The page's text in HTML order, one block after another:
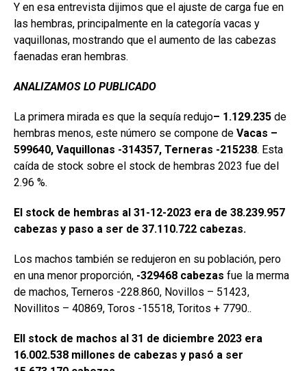
Y en esa entrevista dijimos que el ajuste de carga fue en
las hembras, principalmente en la categoría vacas y
vaquillonas, mostrando que el aumento de las cabezas
faenadas eran hembras.
ANALIZAMOS LO PUBLICADO
La primera mirada es que la sequía redujo– 1.129.235 de
hembras menos, este número se compone de Vacas –
599640, Vaquillonas -314357, Terneras -215238. Esta
caída de stock sobre el stock de hembras 2023 fue del
2.96 %.
El stock de hembras al 31-12-2023 era de 38.239.957
cabezas y paso a ser de 37.110.722 cabezas.
Los machos también se redujeron en su población, pero
en una menor proporción, -329468 cabezas fue la merma
de machos, Terneros -228.860, Novillos – 51423,
Novillitos – 40869, Toros -15518, Toritos + 7790..
Ell stock de machos al 31 de diciembre 2023 era
16.002.538 millones de cabezas y pasó a ser